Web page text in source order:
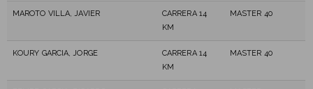
MAROTO VILLA, JAVIER
CARRERA 14
KM
MASTER 40
KOURY GARCIA, JORGE
CARRERA 14
KM
MASTER 40